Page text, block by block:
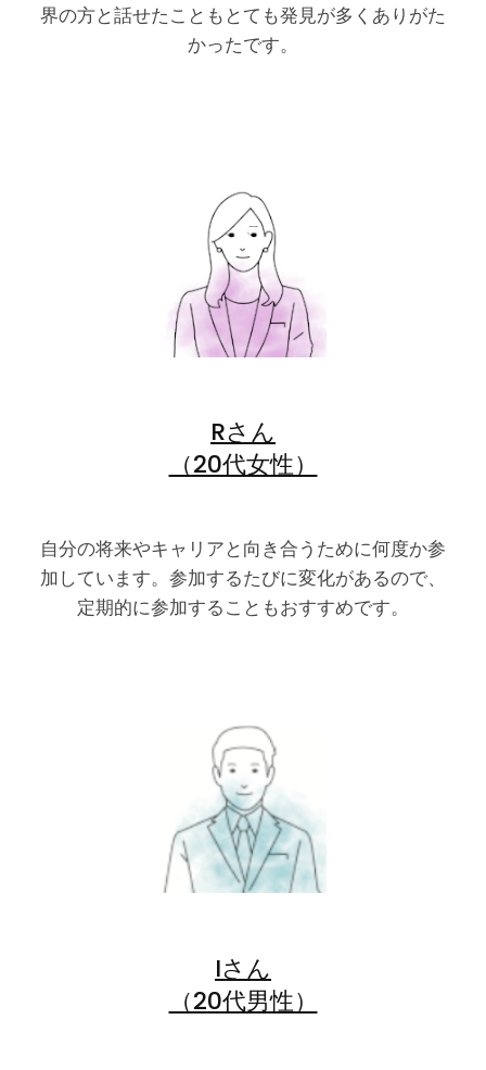
界の方と話せたこともとても発見が多くありがた
かったです。
Rさん
（20代女性）
自分の将来やキャリアと向き合うために何度か参
加しています。参加するたびに変化があるので、
定期的に参加することもおすすめです。
Iさん
（20代男性）